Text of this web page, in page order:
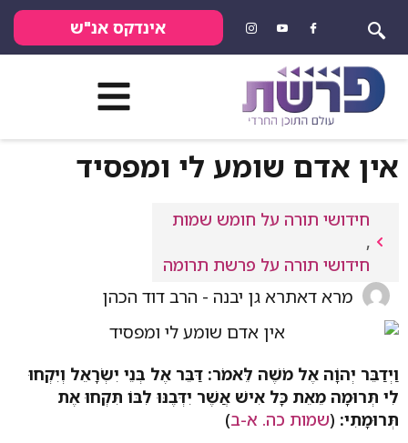
אינדקס אנ"ש
אין אדם שומע לי ומפסיד
חידושי תורה על חומש שמות
,
חידושי תורה על פרשת תרומה
מרא דאתרא גן יבנה - הרב דוד הכהן
וַיְדַבֵּר יְהוָֹה אֶל מֹשֶׁה לֵּאמֹר: דַּבֵּר אֶל בְּנֵי יִשְׂרָאֵל וְיִקְחוּ
לִי תְּרוּמָה מֵאֵת כָּל אִישׁ אֲשֶׁר יִדְּבֶנּוּ לִבּוֹ תִּקְחוּ אֶת
תְּרוּמָתִי: (שמות כה. א-ב)